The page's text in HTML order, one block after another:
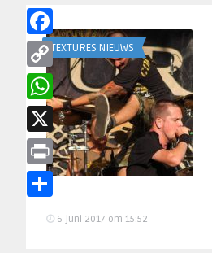
TEXTURES NIEUWS
6 juni 2017 om 15:52
Facebook
Copy
Link
WhatsApp
X
Print